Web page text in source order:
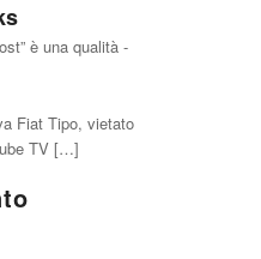
è una qualità -
Fiat Tipo, vietato
TV […]